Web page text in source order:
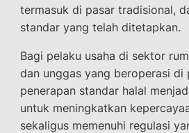
termasuk di pasar tradisional,
standar yang telah ditetapkan.
Bagi pelaku usaha di sektor
dan unggas yang beroperasi di
penerapan standar halal
untuk meningkatkan
sekaligus memenuhi regulasi